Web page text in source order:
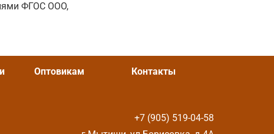
ФГОС ООО,
Оптовикам Контакты
+7 (905) 519-04-58